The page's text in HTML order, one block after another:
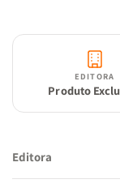
EDITORA
Produto
Editora